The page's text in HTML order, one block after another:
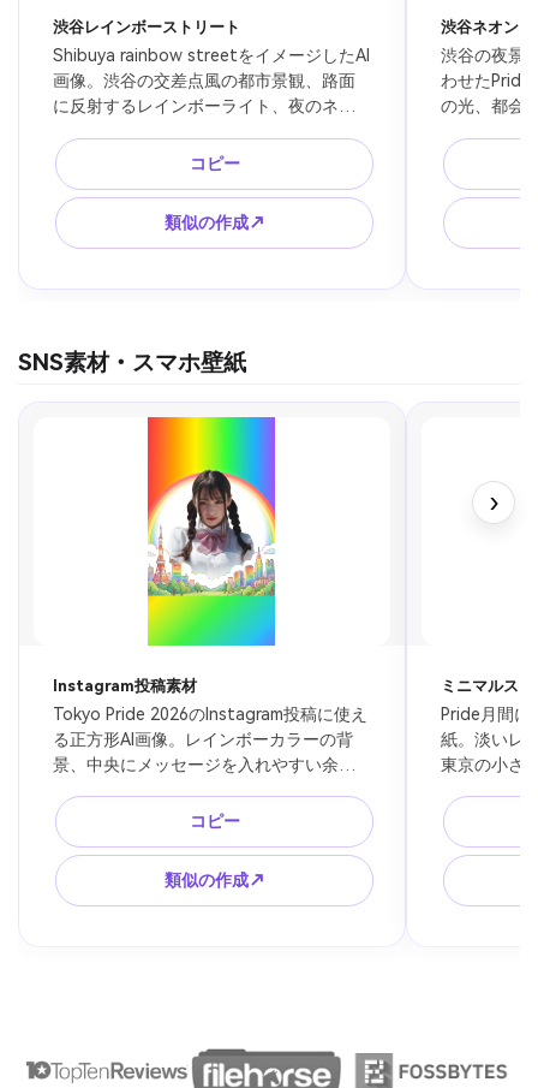
渋谷レインボーストリート
Shibuya rainbow streetをイメージしたAI
画像。渋谷の交差点風の都市景観、路面
に反射するレインボーライト、夜のネオ
物は遠景シルエット、Pride月間のSNS背
景やポスターに使える高品質ビジュア
ル。
コピー
類似の作成↗
渋谷ネオン
渋谷の夜景
わせたPride
の光、都会
字を置きや
ムネイルや
図。
SNS素材・スマホ壁紙
Instagram投稿素材
Tokyo Pride 2026のInstagram投稿に使え
る正方形AI画像。レインボーカラーの背
景、中央にメッセージを入れやすい余
に表現、明るく親しみやすいデザイン、
Pride月間のSNS告知素材に最適。
コピー
類似の作成↗
ミニマルス
Pride月間に
紙。淡いレ
東京の小さ
すぎない上
2026の気分
›